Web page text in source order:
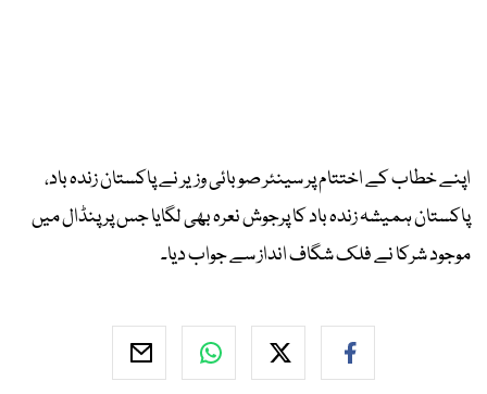
اپنے خطاب کے اختتام پر سینئر صوبائی وزیر نے پاکستان زندہ باد،
پاکستان ہمیشہ زندہ باد کا پرجوش نعرہ بھی لگایا جس پر پنڈال میں
موجود شرکا نے فلک شگاف انداز سے جواب دیا۔